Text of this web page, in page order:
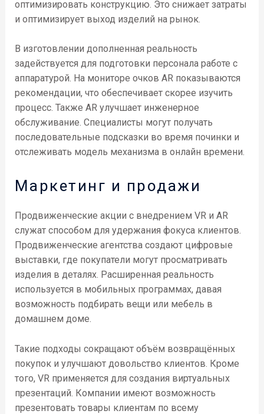
оптимизировать конструкцию. Это снижает затраты
и оптимизирует выход изделий на рынок.
В изготовлении дополненная реальность
задействуется для подготовки персонала работе с
аппаратурой. На мониторе очков AR показываются
рекомендации, что обеспечивает скорее изучить
процесс. Также AR улучшает инженерное
обслуживание. Специалисты могут получать
последовательные подсказки во время починки и
отслеживать модель механизма в онлайн времени.
Маркетинг и продажи
Продвиженческие акции с внедрением VR и AR
служат способом для удержания фокуса клиентов.
Продвиженческие агентства создают цифровые
выставки, где покупатели могут просматривать
изделия в деталях. Расширенная реальность
используется в мобильных программах, давая
возможность подбирать вещи или мебель в
домашнем доме.
Такие подходы сокращают объём возвращённых
покупок и улучшают довольство клиентов. Кроме
того, VR применяется для создания виртуальных
презентаций. Компании имеют возможность
презентовать товары клиентам по всему